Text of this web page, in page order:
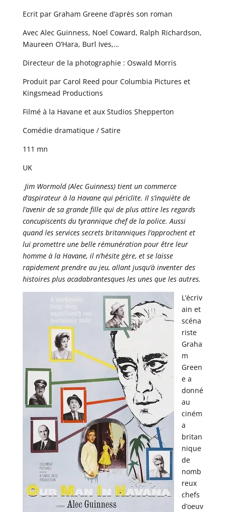
Ecrit par Graham Greene d’après son roman
Avec Alec Guinness, Noel Coward, Ralph Richardson,
Maureen O’Hara, Burl Ives,…
Directeur de la photographie : Oswald Morris
Produit par Carol Reed pour Columbia Pictures et
Kingsmead Productions
Filmé à la Havane et aux Studios Shepperton
Comédie dramatique / Satire
111 mn
UK
Jim Wormold (Alec Guinness) tient un commerce
d’aspirateur à la Havane qui périclite. Il s’inquiète de
l’avenir de sa grande fille qui de plus attire les regards
concupiscents du tyrannique chef de la police. Aussi
quand les services secrets britanniques l’approchent et
lui promettre une belle rémunération pour être leur
homme à la Havane, il n’hésite gère, et se laisse
rapidement prendre au jeu, allant jusqu’à inventer des
histoires plus acadabrantesques les unes que les autres.
L’écriv
ain et
scéna
riste
Graha
m
Green
e a
donné
au
ciném
a
britan
nique
de
nomb
reux
chefs
d’oeuv